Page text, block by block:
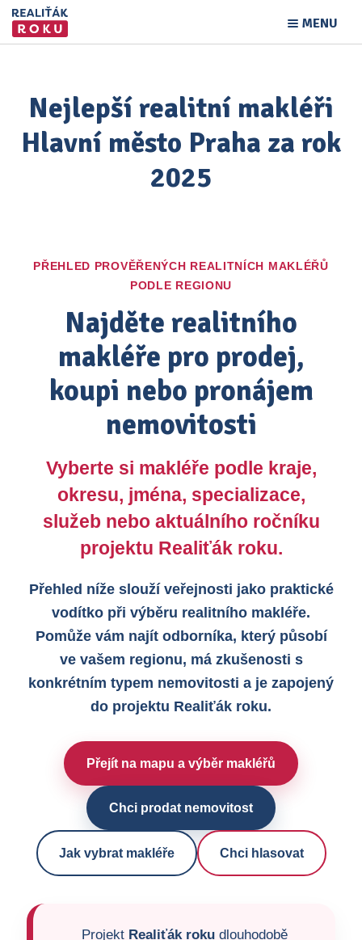
MENU
Nejlepší realitní makléři
Hlavní město Praha za rok
2025
PŘEHLED PROVĚŘENÝCH REALITNÍCH MAKLÉŘŮ
PODLE REGIONU
Najděte realitního
makléře pro prodej,
koupi nebo pronájem
nemovitosti
Vyberte si makléře podle kraje,
okresu, jména, specializace,
služeb nebo aktuálního ročníku
projektu Realiťák roku.
Přehled níže slouží veřejnosti jako praktické
vodítko při výběru realitního makléře.
Pomůže vám najít odborníka, který působí
ve vašem regionu, má zkušenosti s
konkrétním typem nemovitosti a je zapojený
do projektu Realiťák roku.
Přejít na mapu a výběr makléřů
Chci prodat nemovitost
Jak vybrat makléře Chci hlasovat
Projekt Realiťák rokudlouhodobě